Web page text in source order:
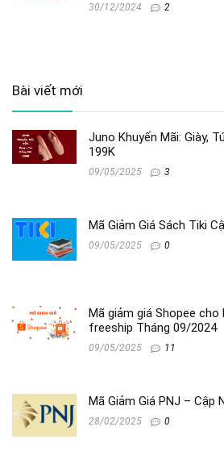
30/12/2024 2
Bài viết mới
Juno Khuyến Mãi: Giày,
199K
09/05/2025 3
Mã Giảm Giá Sách Tiki
09/05/2025 0
Mã giảm giá Shopee cho
freeship Tháng 09/2024
09/05/2025 11
Mã Giảm Giá PNJ – Cập
28/02/2025 0